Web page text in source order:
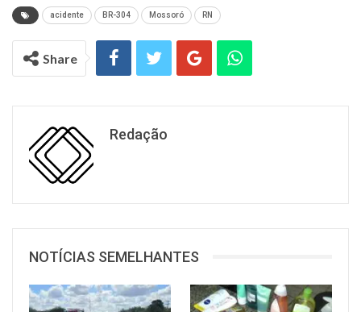
acidente BR-304 Mossoró RN
Share
Redação
NOTÍCIAS SEMELHANTES